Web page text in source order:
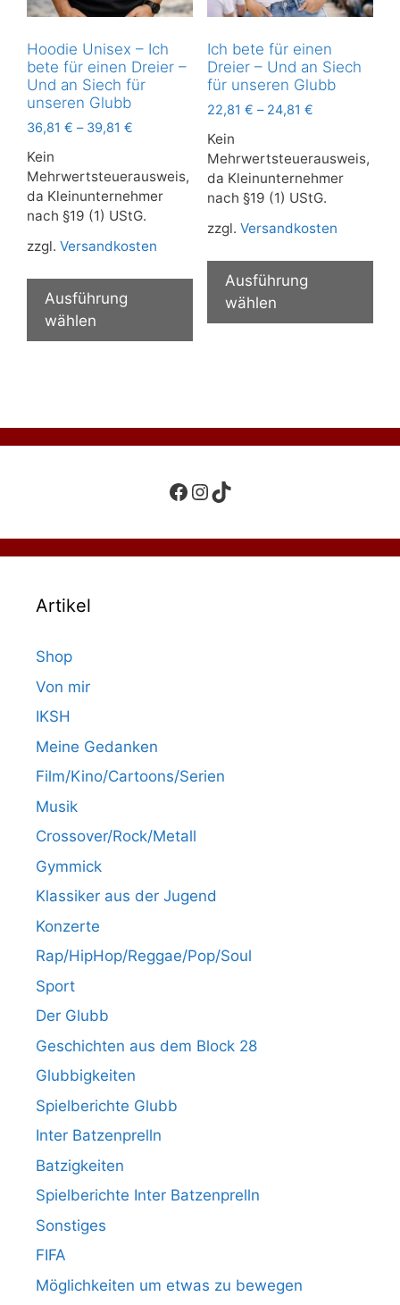
Hoodie Unisex – Ich
bete für einen Dreier –
Und an Siech für
unseren Glubb
36,81 € – 39,81 €
Kein
Mehrwertsteuerausweis,
da Kleinunternehmer
nach §19 (1) UStG.
zzgl. Versandkosten
Ausführung
wählen
Dieses
Produkt
mehrere
Optionen
können
der
gewählt
Ich bete für einen
Dreier – Und an Siech
für unseren Glubb
22,81 € – 24,81 €
Kein
Mehrwertsteuerausweis,
da Kleinunternehmer
nach §19 (1) UStG.
zzgl. Versandkosten
Ausführung
wählen
Facebook
Instagram
TikTok
Artikel
Shop
Von mir
IKSH
Meine Gedanken
Film/Kino/Cartoons/Serien
Musik
Crossover/Rock/Metall
Gymmick
Klassiker aus der Jugend
Konzerte
Rap/HipHop/Reggae/Pop/Soul
Sport
Der Glubb
Geschichten aus dem Block 28
Glubbigkeiten
Spielberichte Glubb
Inter Batzenprelln
Batzigkeiten
Spielberichte Inter Batzenprelln
Sonstiges
FIFA
Möglichkeiten um etwas zu bewegen